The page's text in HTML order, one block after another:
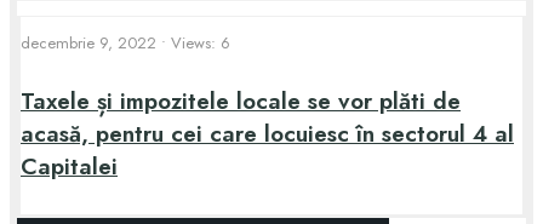
decembrie 9, 2022 • Views: 6
Taxele și impozitele locale se vor plăti de
acasă, pentru cei care locuiesc în sectorul 4 al
Capitalei